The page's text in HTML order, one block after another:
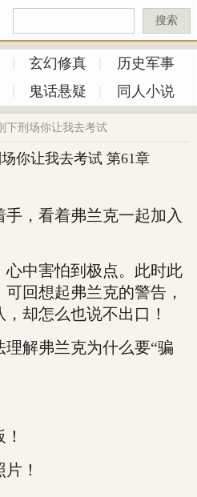
搜索
玄幻修真
历史军事
鬼话悬疑 同人小说
下刑场你让我去考试
你让我去考试 第61章
，看着弗兰克一起加入
中害怕到极点。此时此
回想起弗兰克的警告，
却怎么也说不出口！
解弗兰克为什么要“骗
！